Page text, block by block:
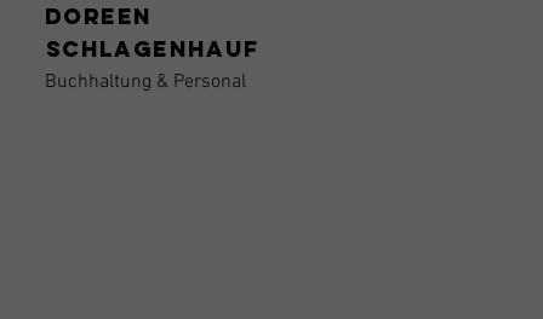
Doreen
Schlagenhauf
Buchhaltung & Personal